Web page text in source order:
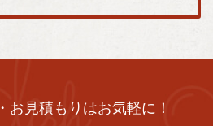
お見積もりはお気軽に！